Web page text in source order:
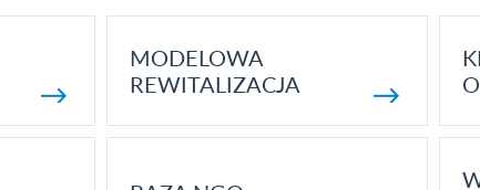
MODELOWA
REWITALIZACJA